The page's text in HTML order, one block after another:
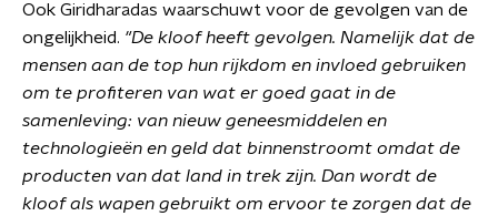
Ook Giridharadas waarschuwt voor de gevolgen van de
ongelijkheid. "De kloof heeft gevolgen. Namelijk dat de
mensen aan de top hun rijkdom en invloed gebruiken
om te profiteren van wat er goed gaat in de
samenleving: van nieuw geneesmiddelen en
technologieën en geld dat binnenstroomt omdat de
producten van dat land in trek zijn. Dan wordt de
kloof als wapen gebruikt om ervoor te zorgen dat de